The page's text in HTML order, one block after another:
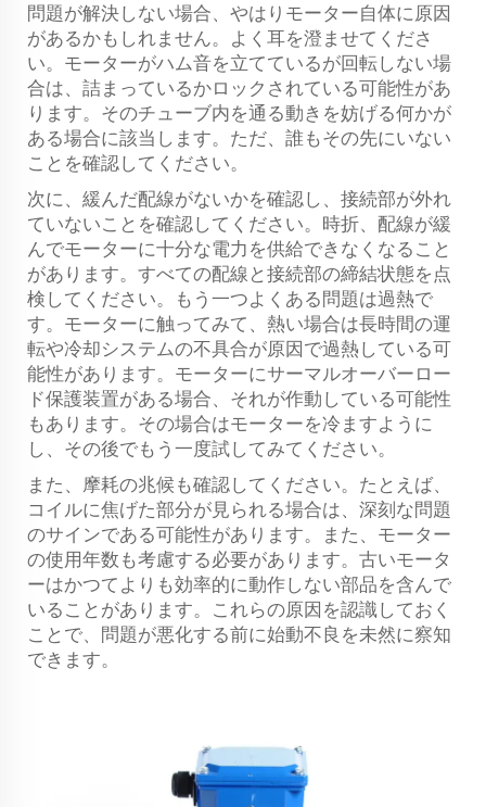
問題が解決しない場合、やはりモーター自体に原因
があるかもしれません。よく耳を澄ませてくださ
い。モーターがハム音を立てているが回転しない場
合は、詰まっているかロックされている可能性があ
ります。そのチューブ内を通る動きを妨げる何かが
ある場合に該当します。ただ、誰もその先にいない
ことを確認してください。
次に、緩んだ配線がないかを確認し、接続部が外れ
ていないことを確認してください。時折、配線が緩
んでモーターに十分な電力を供給できなくなること
があります。すべての配線と接続部の締結状態を点
検してください。もう一つよくある問題は過熱で
す。モーターに触ってみて、熱い場合は長時間の運
転や冷却システムの不具合が原因で過熱している可
能性があります。モーターにサーマルオーバーロー
ド保護装置がある場合、それが作動している可能性
もあります。その場合はモーターを冷ますように
し、その後でもう一度試してみてください。
また、摩耗の兆候も確認してください。たとえば、
コイルに焦げた部分が見られる場合は、深刻な問題
のサインである可能性があります。また、モーター
の使用年数も考慮する必要があります。古いモータ
ーはかつてよりも効率的に動作しない部品を含んで
いることがあります。これらの原因を認識しておく
ことで、問題が悪化する前に始動不良を未然に察知
できます。